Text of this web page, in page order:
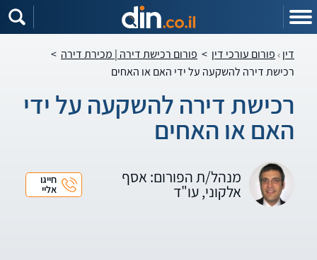
דין פורום עורכי דין > פורום רכישת דירה | מכירת דירה >
רכישת דירה להשקעה על ידי האם או האחים
רכישת דירה להשקעה על ידי
האם או האחים
מנהל/ת הפורום: אסף
אלקוני, עו"ד
חייגו
אליי